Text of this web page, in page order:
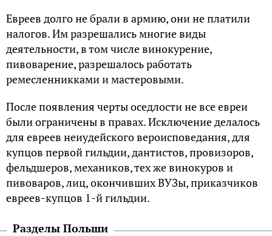
Евреев долго не брали в армию, они не платили
налогов. Им разрешались многие виды
деятельности, в том числе винокурение,
пивоварение, разрешалось работать
ремесленникками и мастеровыми.
После появления черты оседлости не все евреи
были ограничены в правах. Исключение делалось
для евреев неиудейского вероисповедания, для
купцов первой гильдии, дантистов, провизоров,
фельдшеров, механиков, тех же винокуров и
пивоваров, лиц, окончивших ВУЗы, приказчиков
евреев-купцов 1-й гильдии.
Разделы Польши